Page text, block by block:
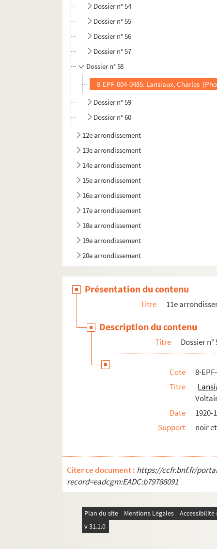
Dossier n° 54
Dossier n° 55
Dossier n° 56
Dossier n° 57
Dossier n° 58
8-EPF-004-0485. Lansiaux, Charles
Dossier n° 59
Dossier n° 60
12e arrondissement
13e arrondissement
14e arrondissement
15e arrondissement
16e arrondissement
17e arrondissement
18e arrondissement
19e arrondissement
20e arrondissement
Présentation du contenu
Titre 11e
Description du contenu
Titre Dossier n°
Cote
8-
Titre
Date
1920-
Support
noir
Citer ce document : https://ccfr.bnf.fr/
record=eadcgm:EADC:b79788091
Plan du site Mentions Légales
v 31.1.0